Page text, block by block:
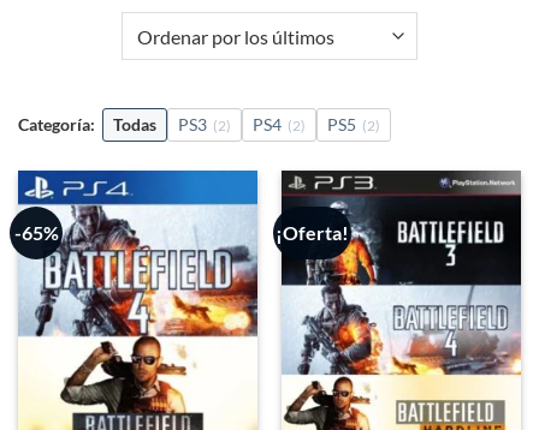
Categoría: Todas PS3 (2) PS4 (2) PS5 (2)
-65% ¡Oferta!